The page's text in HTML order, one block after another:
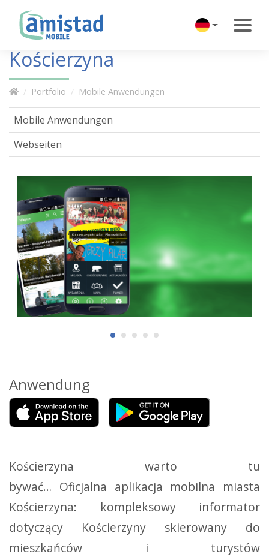
Kościerzyna
Portfolio Mobile Anwendungen
Anwendung
Kościerzyna warto tu
bywać… Oficjalna aplikacja mobilna miasta
Kościerzyna: kompleksowy informator
dotyczący Kościerzyny skierowany do
mieszkańców i turystów
Mobile Anwendungen
Webseiten